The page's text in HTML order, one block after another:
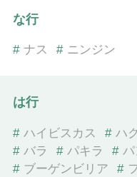
な行
# ナス # ニンジン
は行
# ハイビスカス # ハ
# バラ # パキラ # パ
# ブーゲンビリア #